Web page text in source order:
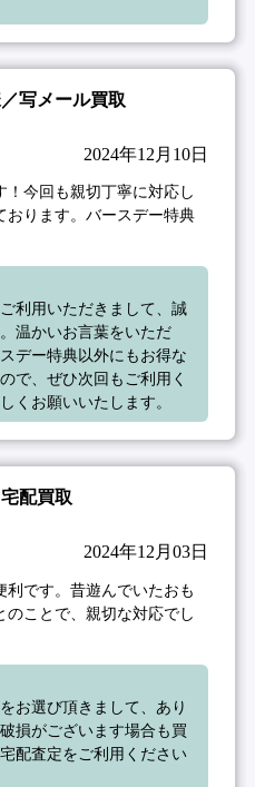
写メール買取
2024年12月10日
今回も親切丁寧に対応し
おります。バースデー特典
利用いただきまして、誠
温かいお言葉をいただ
デー特典以外にもお得な
で、ぜひ次回もご利用く
くお願いいたします。
配買取
2024年12月03日
です。昔遊んでいたおも
のことで、親切な対応でし
お選び頂きまして、あり
損がございます場合も買
配査定をご利用ください